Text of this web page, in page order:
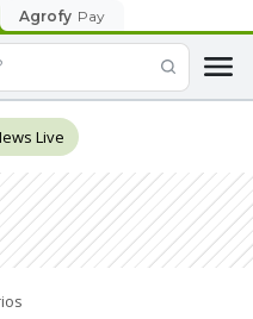
Agrofy Pay
Live